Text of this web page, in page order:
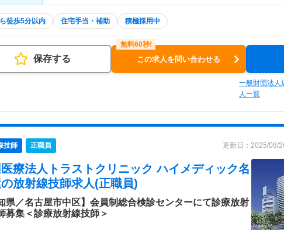
徒歩5分以内 住宅手当・補助 積極採用中
保存する この求人を問い合わせる
一般財団法人
人一覧
技師 正職員 更新日：2025/08/
療法人トラストクリニック ハイメディック名
の放射線技師求人(正職員)
県／名古屋市中区】会員制総合検診センターにて診療放射
募集＜診療放射線技師＞